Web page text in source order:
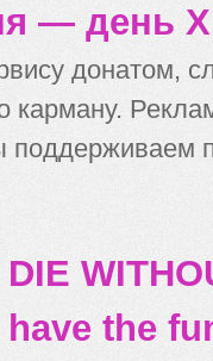
— день X
донатом,
карману.
поддерживаем
have the